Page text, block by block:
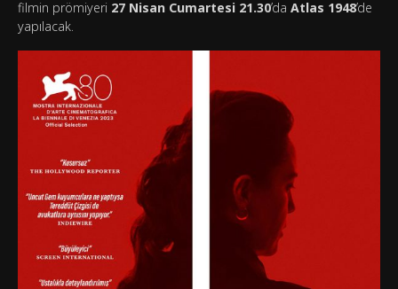
filmin prömiyeri 27 Nisan Cumartesi 21.30’da Atlas 1948’de
yapılacak.